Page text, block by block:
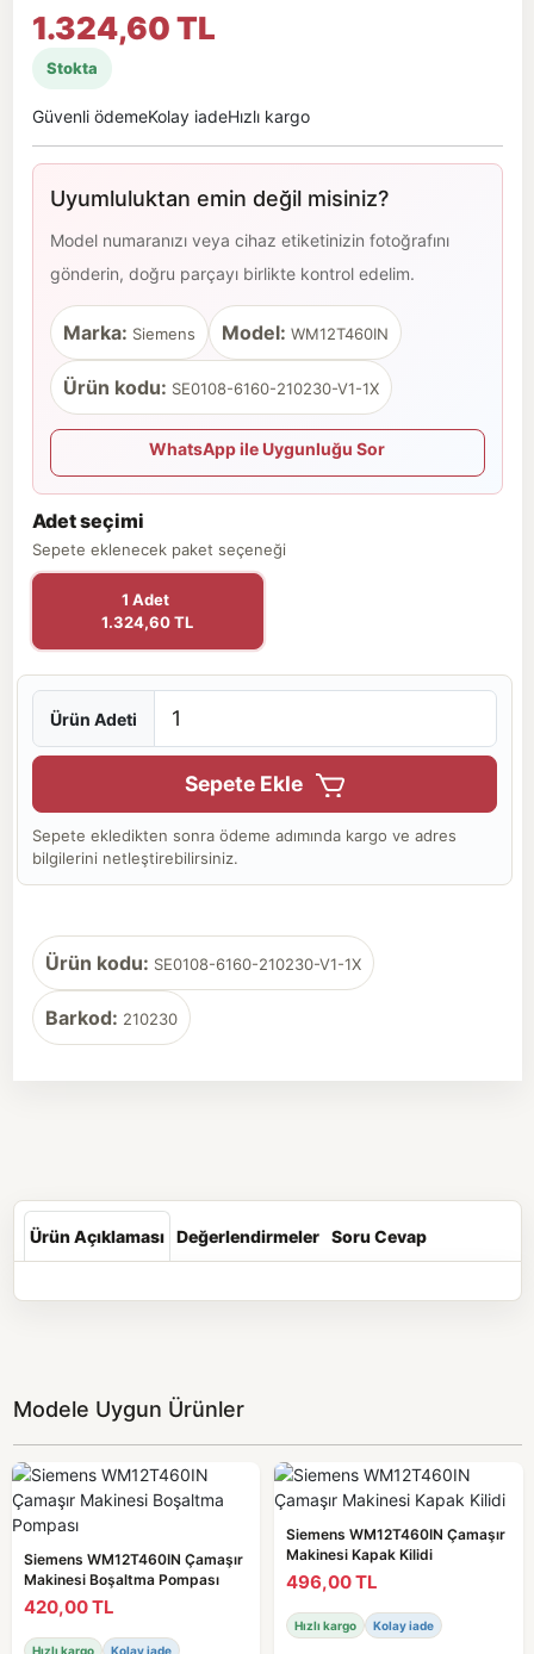
1.324,60 TL
Stokta
Güvenli ödemeKolay iadeHızlı kargo
Uyumluluktan emin değil misiniz?
Model numaranızı veya cihaz etiketinizin fotoğrafını
gönderin, doğru parçayı birlikte kontrol edelim.
Marka: Siemens Model: WM12T460IN
Ürün kodu: SE0108-6160-210230-V1-1X
WhatsApp ile Uygunluğu Sor
Adet seçimi
Sepete eklenecek paket seçeneği
1 Adet
1.324,60 TL
Ürün Adeti
Sepete Ekle
Sepete ekledikten sonra ödeme adımında kargo ve adres
bilgilerini netleştirebilirsiniz.
Ürün kodu: SE0108-6160-210230-V1-1X
Barkod: 210230
Ürün Açıklaması Değerlendirmeler Soru Cevap
Modele Uygun Ürünler
Siemens WM12T460IN Çamaşır
Makinesi Boşaltma Pompası
420,00 TL
Hızlı kargo Kolay iade
Siemens WM12T460IN Çamaşır
Makinesi Kapak Kilidi
496,00 TL
Hızlı kargo Kolay iade